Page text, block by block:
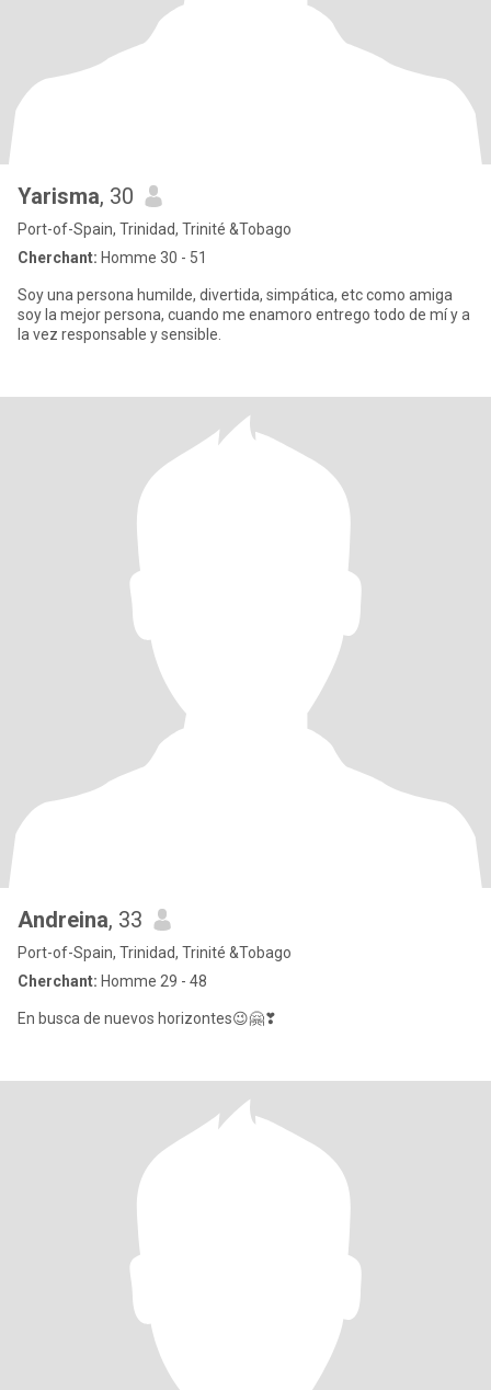
Yarisma, 30
Port-of-Spain, Trinidad, Trinité &Tobago
Cherchant: Homme 30 - 51
Soy una persona humilde, divertida, simpática, etc como amiga
soy la mejor persona, cuando me enamoro entrego todo de mí y a
la vez responsable y sensible.
Andreina, 33
Port-of-Spain, Trinidad, Trinité &Tobago
Cherchant: Homme 29 - 48
En busca de nuevos horizontes😉🤗❣